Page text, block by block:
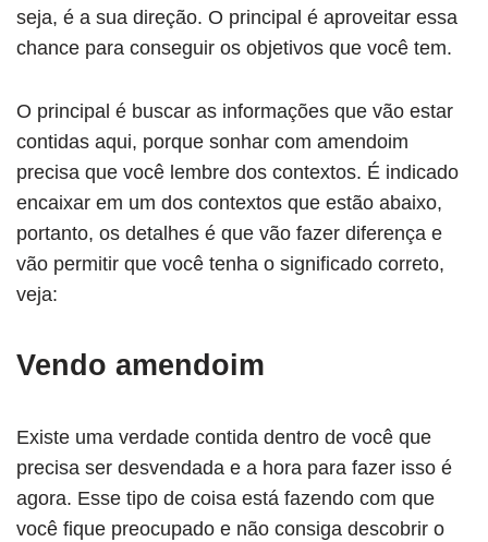
seja, é a sua direção. O principal é aproveitar essa
chance para conseguir os objetivos que você tem.
O principal é buscar as informações que vão estar
contidas aqui, porque sonhar com amendoim
precisa que você lembre dos contextos. É indicado
encaixar em um dos contextos que estão abaixo,
portanto, os detalhes é que vão fazer diferença e
vão permitir que você tenha o significado correto,
veja:
Vendo amendoim
Existe uma verdade contida dentro de você que
precisa ser desvendada e a hora para fazer isso é
agora. Esse tipo de coisa está fazendo com que
você fique preocupado e não consiga descobrir o